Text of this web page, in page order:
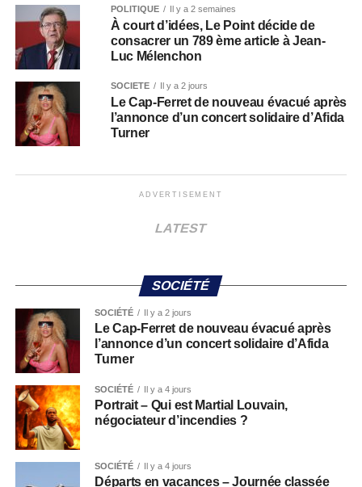
POLITIQUE Il y a 2 semaines
À court d’idées, Le Point décide de
consacrer un 789 ème article à Jean-
Luc Mélenchon
SOCIÉTÉ Il y a 2 jours
Le Cap-Ferret de nouveau évacué après
l’annonce d’un concert solidaire d’Afida
Turner
ADVERTISEMENT
LATEST
SOCIÉTÉ
SOCIÉTÉ Il y a 2 jours
Le Cap-Ferret de nouveau évacué après
l’annonce d’un concert solidaire d’Afida
Turner
SOCIÉTÉ Il y a 4 jours
Portrait – Qui est Martial Louvain,
négociateur d’incendies ?
SOCIÉTÉ Il y a 4 jours
Départs en vacances – Journée classée